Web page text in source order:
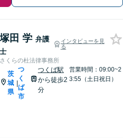
塚田 学 弁護
士
インタビューを見
る
さくらの杜法律事務所
茨
城
県
|
つ
く
ば
市
つくば駅
から徒歩2
分
営業時間：09:00~2
3:55（土日祝日）